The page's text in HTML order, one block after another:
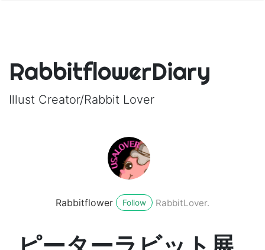
RabbitflowerDiary
Illust Creator/Rabbit Lover
Rabbitflower Follow RabbitLover.